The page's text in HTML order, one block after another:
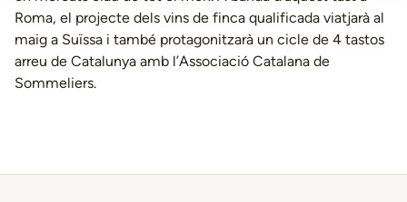
Roma, el projecte dels vins de finca qualificada viatjarà al
maig a Suïssa i també protagonitzarà un cicle de 4 tastos
arreu de Catalunya amb l’Associació Catalana de
Sommeliers.